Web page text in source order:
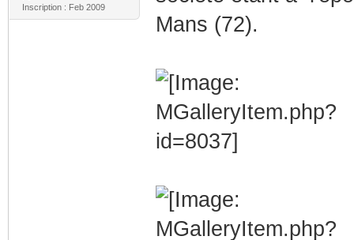
Inscription : Feb 2009
Mans (72).